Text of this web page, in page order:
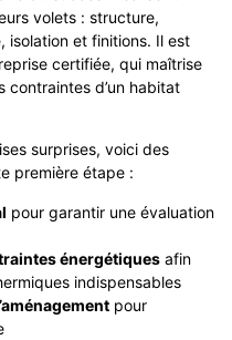
volets : structure,
isolation et finitions. Il est
certifiée, qui maîtrise
d’un habitat
surprises, voici des
première étape :
pour garantir une évaluation
énergétiques afin
indispensables
pour